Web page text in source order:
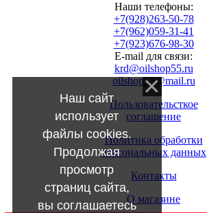
Наши телефоны:
+7(928)263-50-78
+7(962)059-31-41
+7(923)676-98-30
E-mail для связи:
krd@oilshop55.ru
oilshop55@mail.ru
Пользовательсткое
соглашение
Политика обработки
персональных данных
Контакты
О магазине
Наш сайт
использует
файлы cookies.
Продолжая
просмотр
страниц сайта,
вы соглашаетесь